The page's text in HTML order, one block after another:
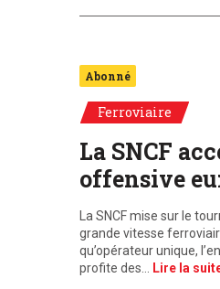
Abonné
Ferroviaire
La SNCF
offensive
La SNCF mise sur le
grande vitesse
qu’opérateur unique,
profite des…
Lire la